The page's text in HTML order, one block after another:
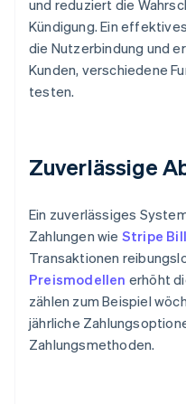
und reduziert die
Kündigung. Ein
die Nutzerbindung und
Kunden, verschiedene
testen.
Zuverlässige
Ein zuverlässiges
Zahlungen wie Stripe
Transaktionen
Preismodellen erhöht
zählen zum Beispiel
jährliche
Zahlungsmethoden.